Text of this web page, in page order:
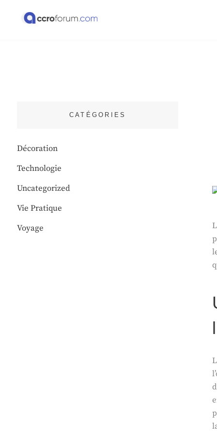
CATÉGORIES
Décoration
Technologie
Uncategorized
Vie Pratique
Voyage